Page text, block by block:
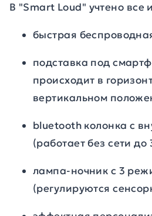
В "Smart Loud" учтено все
быстрая
подставка под
происходит в
вертикальном
bluetooth колонка с
(работает без сети до
лампа-ночник с 3
(регулируются